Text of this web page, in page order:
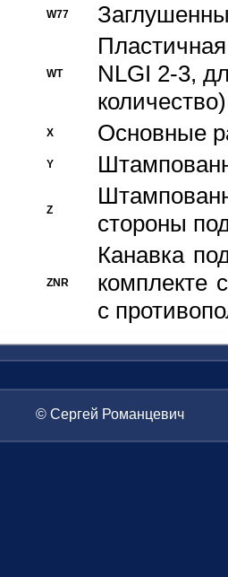
W77
WT
NLGI 2-3,
количество)
X Основные
Y
Z
стороны
ZNR
Канавка
комплекте
с
© Сергей Романцевич